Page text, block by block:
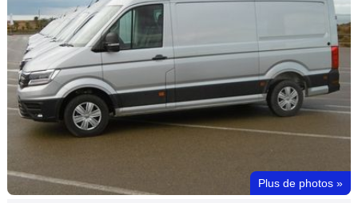
Flottes
Auto
Services
Forum
Plus de photos »